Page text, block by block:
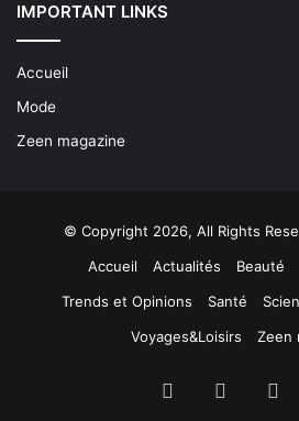
IMPORTANT LINKS
Accueil
Mode
Zeen magazine
© Copyright 2026, All Rights
Accueil
Actualités Beauté
Trends et Opinions
Santé
Voyages&Loisirs
Zeen
Facebook